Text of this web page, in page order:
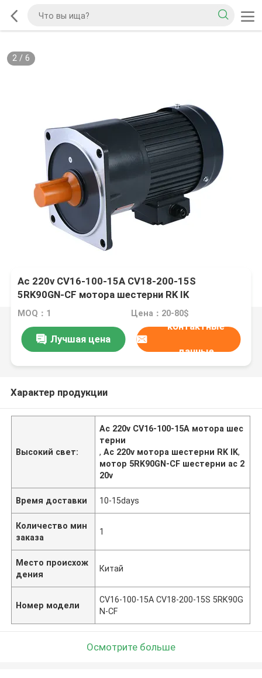
2/ 6
Ac 220v CV16-100-15A CV18-200-15S
5RK90GN-CF мотора шестерни RK IK
MOQ：1 Цена：20-80$
Лучшая цена
контактные
данные
Характер продукции
Высокий свет:
Ac 220v CV16-100-15A мотора шес
терни
,Ac 220v мотора шестерни RK IK,
мотор 5RK90GN-CF шестерни ac 2
20v
Время доставки 10-15days
Количество мин
заказа
1
Место происхож
дения
Китай
Номер модели
CV16-100-15A CV18-200-15S 5RK90G
N-CF
Осмотрите больше